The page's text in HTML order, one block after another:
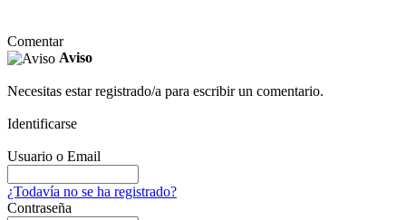
Comentar
Aviso
Necesitas estar registrado/a para escribir un comentario.
Identificarse
Usuario o Email
¿Todavía no se ha registrado?
Contraseña